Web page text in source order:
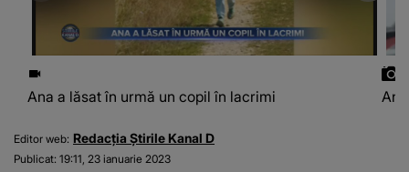
Ana a lăsat în urmă un copil în lacrimi
Editor web: Redacția Știrile Kanal D
Publicat: 19:11, 23 ianuarie 2023